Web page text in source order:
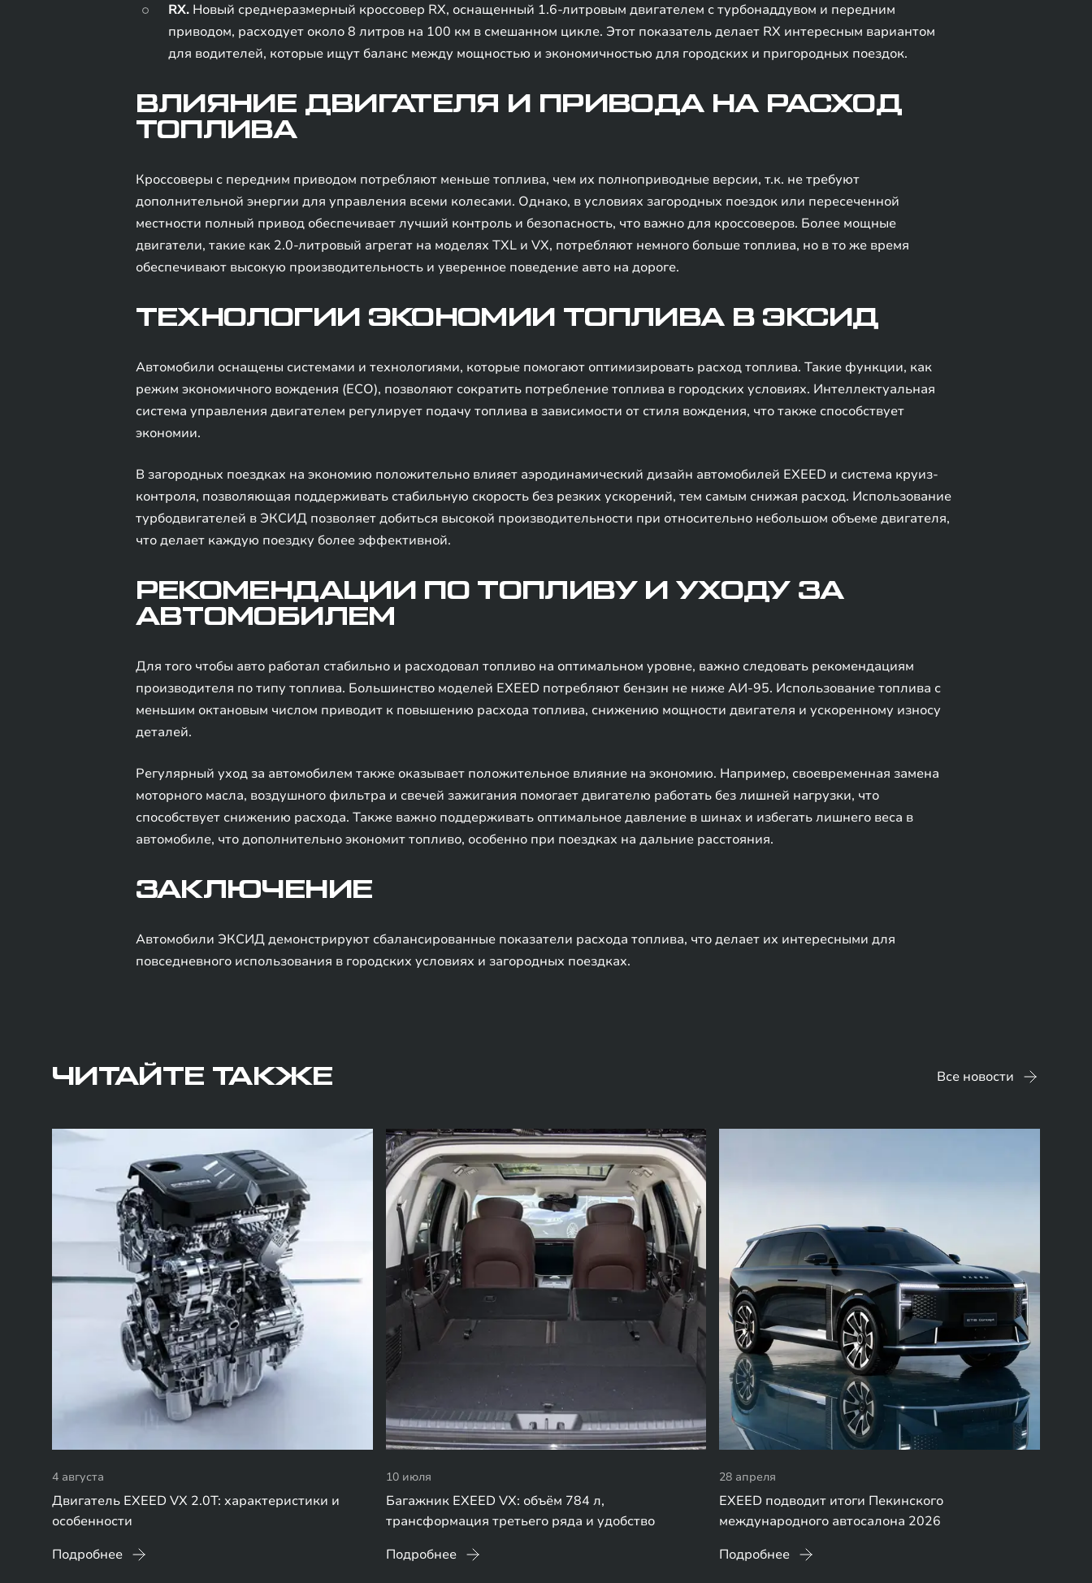
RX.Новый среднеразмерный кроссовер RX, оснащенный 1.6-литровым двигателем с турбонаддувом и передним
приводом, расходует около 8 литров на 100 км в смешанном цикле. Этот показатель делает RX интересным вариантом
для водителей, которые ищут баланс между мощностью и экономичностью для городских и пригородных поездок.
ВЛИЯНИЕ ДВИГАТЕЛЯ И ПРИВОДА НА РАСХОД
ТОПЛИВА
Кроссоверы с передним приводом потребляют меньше топлива, чем их полноприводные версии, т.к. не требуют
дополнительной энергии для управления всеми колесами. Однако, в условиях загородных поездок или пересеченной
местности полный привод обеспечивает лучший контроль и безопасность, что важно для кроссоверов. Более мощные
двигатели, такие как 2.0-литровый агрегат на моделях TXL и VX, потребляют немного больше топлива, но в то же время
обеспечивают высокую производительность и уверенное поведение авто на дороге.
ТЕХНОЛОГИИ ЭКОНОМИИ ТОПЛИВА В ЭКСИД
Автомобили оснащены системами и технологиями, которые помогают оптимизировать расход топлива. Такие функции, как
режим экономичного вождения (ECO), позволяют сократить потребление топлива в городских условиях. Интеллектуальная
система управления двигателем регулирует подачу топлива в зависимости от стиля вождения, что также способствует
экономии.
В загородных поездках на экономию положительно влияет аэродинамический дизайн автомобилей EXEED и система круиз-
контроля, позволяющая поддерживать стабильную скорость без резких ускорений, тем самым снижая расход. Использование
турбодвигателей в ЭКСИД позволяет добиться высокой производительности при относительно небольшом объеме двигателя,
что делает каждую поездку более эффективной.
РЕКОМЕНДАЦИИ ПО ТОПЛИВУ И УХОДУ ЗА
АВТОМОБИЛЕМ
Для того чтобы авто работал стабильно и расходовал топливо на оптимальном уровне, важно следовать рекомендациям
производителя по типу топлива. Большинство моделей EXEED потребляют бензин не ниже АИ-95. Использование топлива с
меньшим октановым числом приводит к повышению расхода топлива, снижению мощности двигателя и ускоренному износу
деталей.
Регулярный уход за автомобилем также оказывает положительное влияние на экономию. Например, своевременная замена
моторного масла, воздушного фильтра и свечей зажигания помогает двигателю работать без лишней нагрузки, что
способствует снижению расхода. Также важно поддерживать оптимальное давление в шинах и избегать лишнего веса в
автомобиле, что дополнительно экономит топливо, особенно при поездках на дальние расстояния.
ЗАКЛЮЧЕНИЕ
Автомобили ЭКСИД демонстрируют сбалансированные показатели расхода топлива, что делает их интересными для
повседневного использования в городских условиях и загородных поездках.
ЧИТАЙТЕ ТАКЖЕ Все новости
4 августа
Двигатель EXEED VX 2.0T: характеристики и
особенности
Подробнее
10 июля
Багажник EXEED VX: объём 784 л,
трансформация третьего ряда и удобство
Подробнее
28 апреля
EXEED подводит итоги Пекинского
международного автосалона 2026
Подробнее